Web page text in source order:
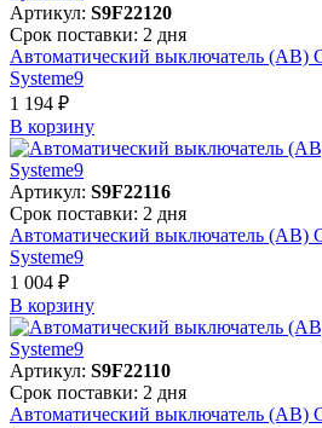
Артикул: S9F22120
Срок поставки: 2 дня
Автоматический выключатель (АВ)
Systeme9
1 194 ₽
В корзинy
Артикул: S9F22116
Срок поставки: 2 дня
Автоматический выключатель (АВ)
Systeme9
1 004 ₽
В корзинy
Артикул: S9F22110
Срок поставки: 2 дня
Автоматический выключатель (АВ)